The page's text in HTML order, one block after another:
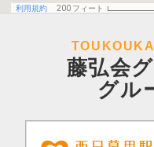
藤弘会
グル